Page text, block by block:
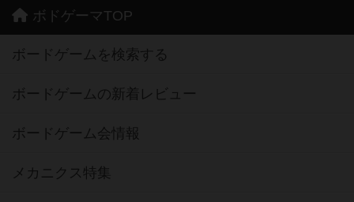
ボドゲーマTOP
ボードゲームを検索する
ボードゲームの新着レビュー
ボードゲーム会情報
メカニクス特集